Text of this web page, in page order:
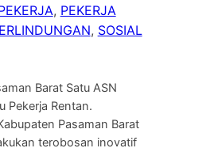
, PEKERJA
, SOSIAL
Barat Satu ASN
Pekerja Rentan.
Pasaman Barat
terobosan inovatif